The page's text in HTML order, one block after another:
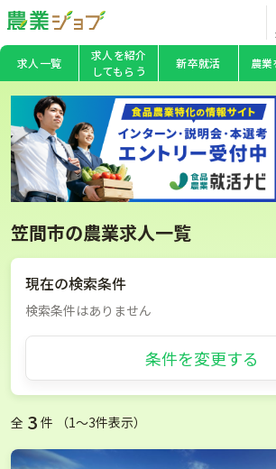
求人一覧
求人を紹介
してもらう
新卒就活 農業
笠間市の農業求人一覧
現在の検索条件
検索条件はありません
条件を変更する
全 3 件 （1〜3件表示）